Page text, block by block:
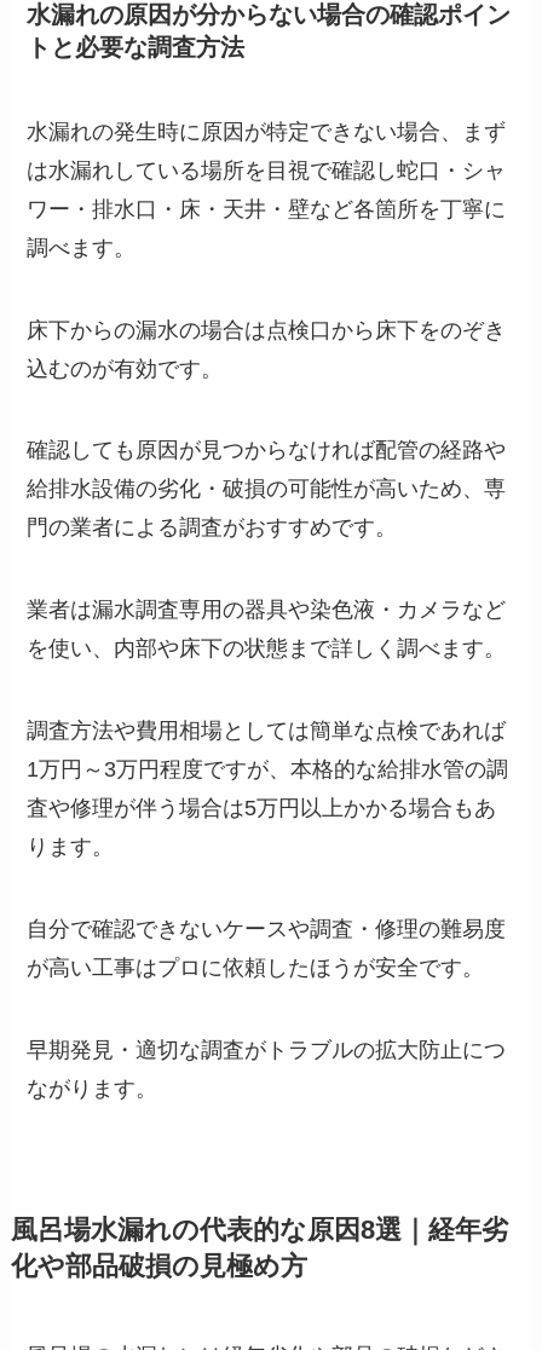
水漏れの原因が分からない場合の確認ポイン
トと必要な調査方法
水漏れの発生時に原因が特定できない場合、まず
は水漏れしている場所を目視で確認し蛇口・シャ
ワー・排水口・床・天井・壁など各箇所を丁寧に
調べます。
床下からの漏水の場合は点検口から床下をのぞき
込むのが有効です。
確認しても原因が見つからなければ配管の経路や
給排水設備の劣化・破損の可能性が高いため、専
門の業者による調査がおすすめです。
業者は漏水調査専用の器具や染色液・カメラなど
を使い、内部や床下の状態まで詳しく調べます。
調査方法や費用相場としては簡単な点検であれば
1万円～3万円程度ですが、本格的な給排水管の調
査や修理が伴う場合は5万円以上かかる場合もあ
ります。
自分で確認できないケースや調査・修理の難易度
が高い工事はプロに依頼したほうが安全です。
早期発見・適切な調査がトラブルの拡大防止につ
ながります。
風呂場水漏れの代表的な原因8選｜経年劣
化や部品破損の見極め方